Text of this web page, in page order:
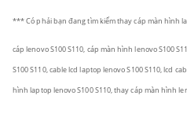
*** Có phải bạn đang tìm kiếm thay cáp màn hình
cáplenovo S100 S110, cáp màn hìnhlenovo S100
S100 S110, cable lcd laptop lenovo S100 S110, lcd
hình laptop lenovo S100 S110,thay cáp màn hình